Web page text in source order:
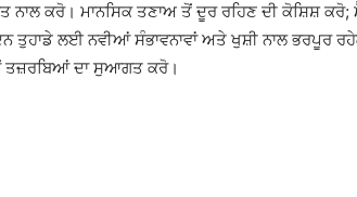
ਕਰੋ। ਮਾਨਸਿਕ ਤਣਾਅ ਤੋਂ ਦੂਰ ਰਹਿਣ ਦੀ ਕੋਸ਼ਿਸ਼
ਤੁਹਾਡੇ ਲਈ ਨਵੀਆਂ ਸੰਭਾਵਨਾਵਾਂ ਅਤੇ ਖੁਸ਼ੀ ਨਾਲ ਭਰਪੂਰ
ਤਜ਼ਰਬਿਆਂ ਦਾ ਸੁਆਗਤ ਕਰੋ।